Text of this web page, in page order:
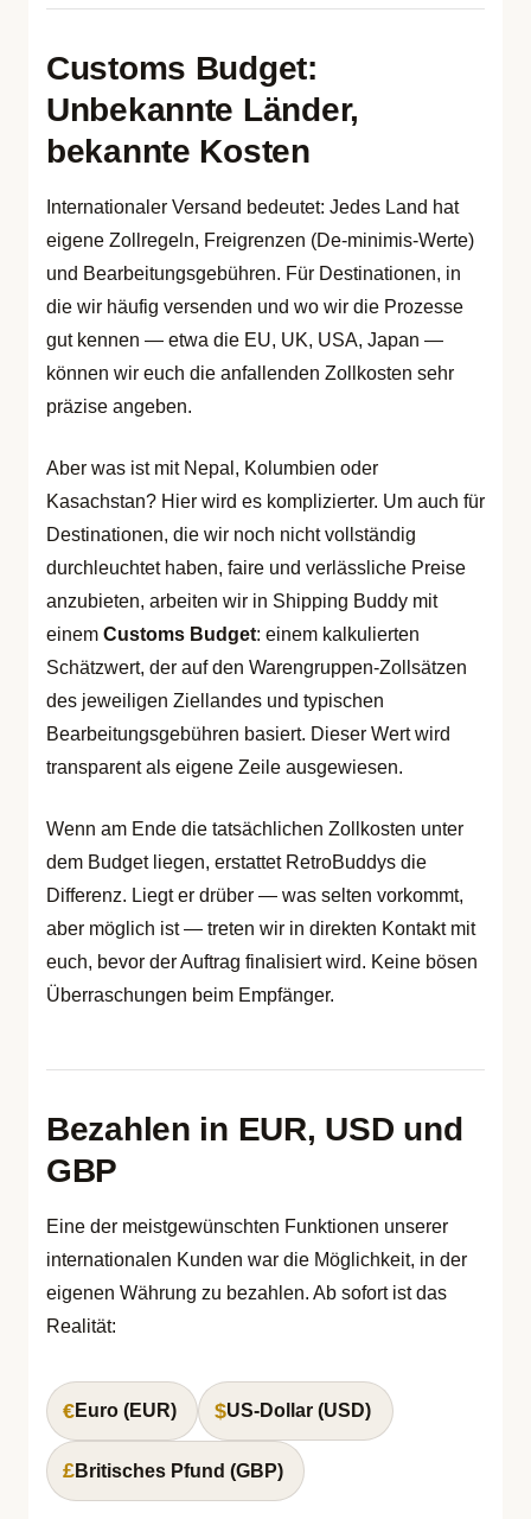
Customs Budget:
Unbekannte Länder,
bekannte Kosten
Internationaler Versand bedeutet: Jedes Land hat
eigene Zollregeln, Freigrenzen (De-minimis-Werte)
und Bearbeitungsgebühren. Für Destinationen, in
die wir häufig versenden und wo wir die Prozesse
gut kennen — etwa die EU, UK, USA, Japan —
können wir euch die anfallenden Zollkosten sehr
präzise angeben.
Aber was ist mit Nepal, Kolumbien oder
Kasachstan? Hier wird es komplizierter. Um auch für
Destinationen, die wir noch nicht vollständig
durchleuchtet haben, faire und verlässliche Preise
anzubieten, arbeiten wir in Shipping Buddy mit
einem Customs Budget: einem kalkulierten
Schätzwert, der auf den Warengruppen-Zollsätzen
des jeweiligen Ziellandes und typischen
Bearbeitungsgebühren basiert. Dieser Wert wird
transparent als eigene Zeile ausgewiesen.
Wenn am Ende die tatsächlichen Zollkosten unter
dem Budget liegen, erstattet RetroBuddys die
Differenz. Liegt er drüber — was selten vorkommt,
aber möglich ist — treten wir in direkten Kontakt mit
euch, bevor der Auftrag finalisiert wird. Keine bösen
Überraschungen beim Empfänger.
Bezahlen in EUR, USD und
GBP
Eine der meistgewünschten Funktionen unserer
internationalen Kunden war die Möglichkeit, in der
eigenen Währung zu bezahlen. Ab sofort ist das
Realität:
€Euro (EUR) $US-Dollar (USD)
£Britisches Pfund (GBP)